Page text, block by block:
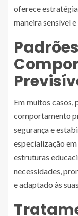
oferece
maneira sensível
Em muitos casos,
comportamento
segurança e
especialização
estruturas
necessidades,
e adaptado às